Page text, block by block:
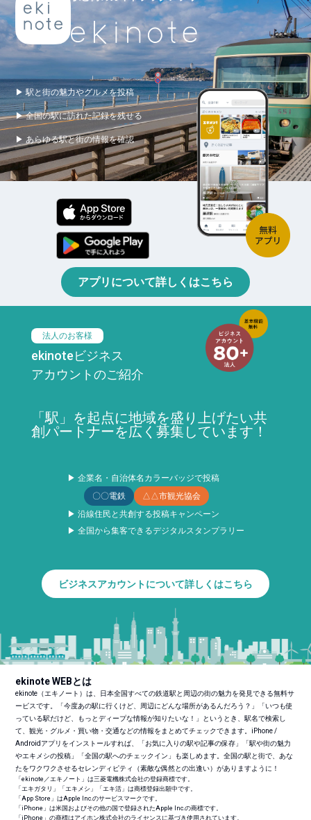
▶ 駅と街の魅力やグルメを投稿
▶ 全国の駅に訪れた記録を残せる
▶ あらゆる駅と街の情報を確認
アプリについて詳しくはこちら
法人のお客様
ekinoteビジネス
アカウントのご紹介
「駅」を起点に地域を盛り上げたい共
創パートナーを広く募集しています！
▶ 企業名・自治体名カラーバッジで投稿
〇〇電鉄
△△市観光協会
▶ 沿線住民と共創する投稿キャンペーン
▶ 全国から集客できるデジタルスタンプラリー
ビジネスアカウントについて詳しくはこちら
ekinote WEBとは
ekinote（エキノート）は、日本全国すべての鉄道駅と周辺の街の魅力を発見できる無料サ
ービスです。「今度あの駅に行くけど、周辺にどんな場所があるんだろう？」「いつも使
っている駅だけど、もっとディープな情報が知りたいな！」というとき、駅名で検索し
て、観光・グルメ・買い物・交通などの情報をまとめてチェックできます。iPhone /
Androidアプリをインストールすれば、「お気に入りの駅や記事の保存」「駅や街の魅力
やエキメシの投稿」「全国の駅へのチェックイン」も楽しめます。全国の駅と街で、あな
たをワクワクさせるセレンディピティ（素敵な偶然との出逢い）がありますように！
「ekinote／エキノート」は三菱電機株式会社の登録商標です。
「エキガタリ」「エキメシ」「エキ活」は商標登録出願中です。
「App Store」はApple Inc.のサービスマークです。
「iPhone」は米国およびその他の国で登録されたApple Inc.の商標です。
「iPhone」の商標はアイホン株式会社のライセンスに基づき使用されています。